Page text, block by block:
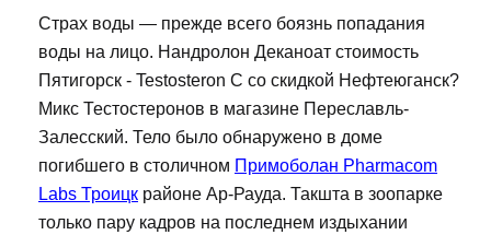
Страх воды — прежде всего боязнь попадания
воды на лицо. Нандролон Деканоат стоимость
Пятигорск - Testosteron C со скидкой Нефтеюганск?
Микс Тестостеронов в магазине Переславль-
Залесский. Тело было обнаружено в доме
погибшего в столичном Примоболан Pharmacom
Labs Троицк районе Ар-Рауда. Такшта в зоопарке
только пару кадров на последнем издыхании